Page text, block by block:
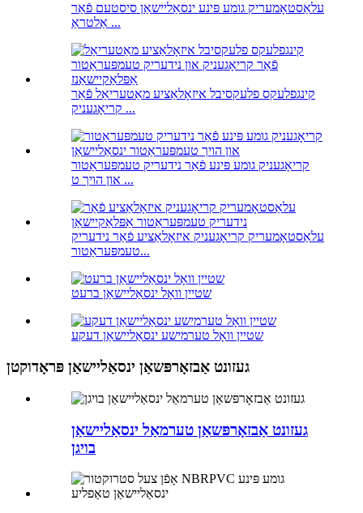
עלאַסטאָמעריק גומע פּינע ינסאַליישאַן סיסטעם פֿאַר
אַלטראַ ...
קינגפלעקס פלעקסיבל איזאָלאַציע מאַטעריאַל פֿאַר
קריאָגעניק ...
קריאָגעניק גומע פּינע פֿאַר נידעריק טעמפּעראַטור
און הויך ט ...
עלאַסטאָמעריק קריאָגעניק איזאָלאַציע פֿאַר נידעריק
טעמפּעראַטור...
שטיין וואָל ינסאַליישאַן ברעט
שטיין וואָל טערמישע ינסאַליישאַן דעקע
געזונט אַבזאָרפּשאַן ינסאַליישאַן פּראָדוקטן
געזונט אַבזאָרפּשאַן טערמאַל ינסאַליישאַן
בויגן